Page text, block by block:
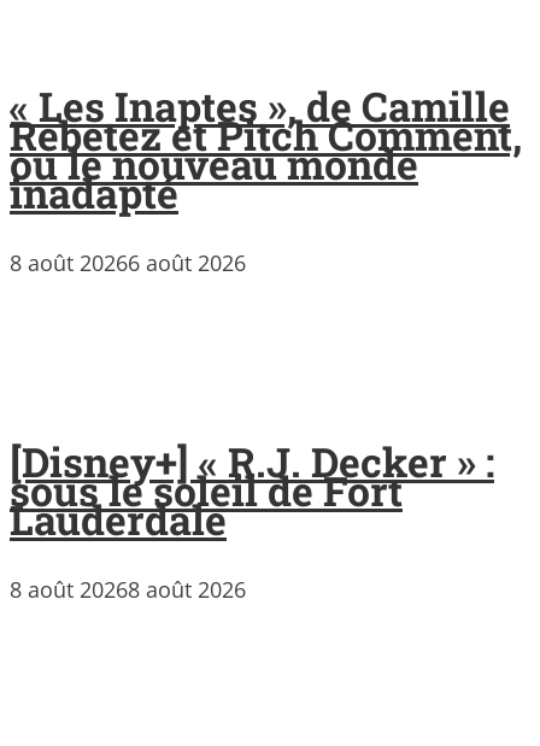
« Les Inaptes », de Camille
Rebetez et Pitch Comment,
ou le nouveau monde
inadapté
8 août 20266 août 2026
[Disney+] « R.J. Decker » :
sous le soleil de Fort
Lauderdale
8 août 20268 août 2026